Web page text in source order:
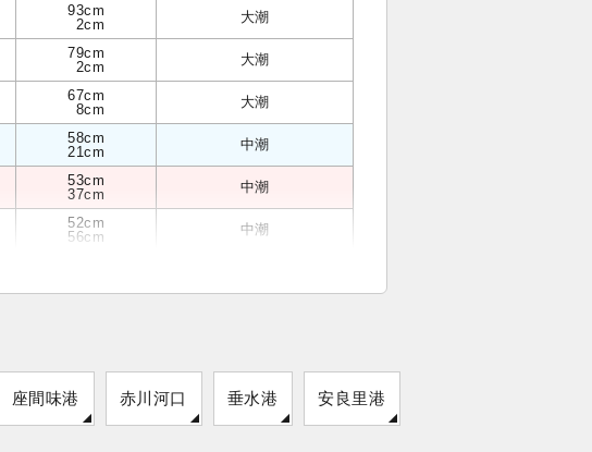
93cm
2cm
大潮
79cm
2cm
大潮
67cm
8cm
大潮
58cm
21cm
中潮
53cm
37cm
中潮
52cm
56cm
中潮
座間味港 赤川河口 垂水港 安良里港